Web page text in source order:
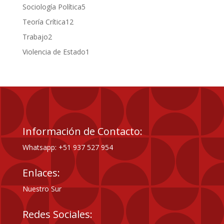
productos
Sociología Política55
Teoría Crítica1212
Trabajo22
productos
Violencia de Estado1
Información de Contacto:
Whatsapp: +51 937 527 954
Enlaces:
Nuestro Sur
Redes Sociales: